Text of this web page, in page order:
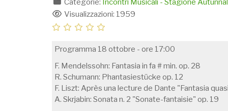
Categorie: Incontri Musicali - Stagione
Visualizzazioni: 1959
Programma 18 ottobre - ore 17:00
F. Mendelssohn: Fantasia in fa # min. op. 28
R. Schumann: Phantasiestücke op. 12
F. Liszt: Après una lecture de Dante "Fantasia
A. Skrjabin: Sonata n. 2 "Sonate-fantaisie" op. 19